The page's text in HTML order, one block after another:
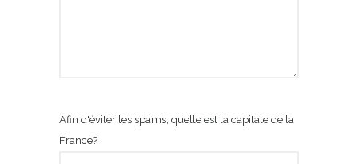
Afin d'éviter les spams, quelle est la capitale de la
France?